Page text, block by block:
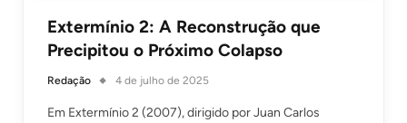
Extermínio 2: A Reconstrução que
Precipitou o Próximo Colapso
Redação 4 de julho de 2025
Em Extermínio 2 (2007), dirigido por Juan Carlos